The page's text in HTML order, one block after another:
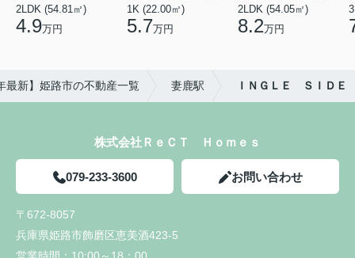
2LDK (54.81㎡)
4.9万円
1K (22.00㎡)
5.7万円
2LDK (54.05㎡)
8.2万円
最新】姫路市の不動産一覧 妻鹿駅 ＩＮＧＬＥ ＳＩＤＥ
株式会社ＲｅＣＴ Ｈｏｍｅｓ
079-233-3600 お問い合わせ
〒672-8057
兵庫県姫路市飾磨区恵美酒423-5